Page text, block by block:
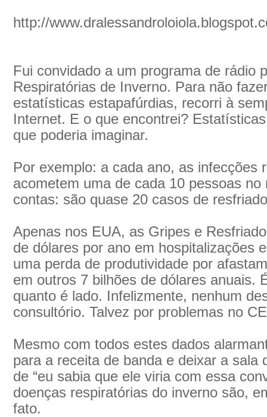
http://
Fui convidado a um programa de rádio
Respiratórias de Inverno. Para não
estatísticas estapafúrdias, recorri à
Internet. E o que encontrei?
que poderia imaginar.
Por exemplo: a cada ano, as infecções
acometem uma de cada 10 pessoas
contas: são quase 20 casos de
Apenas nos EUA, as Gripes e
de dólares por ano em hospitalizações
uma perda de produtividade por
em outros 7 bilhões de dólares anuais.
quanto é lado. Infelizmente, nenhum
consultório. Talvez por problemas no
Mesmo com todos estes dados
para a receita de banda e deixar a sala
de “eu sabia que ele viria com essa
doenças respiratórias do inverno são,
fato.